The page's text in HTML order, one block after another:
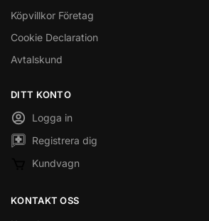
Köpvillkor Företag
Cookie Declaration
Avtalskund
DITT KONTO
Logga in
Registrera dig
Kundvagn
KONTAKT OSS